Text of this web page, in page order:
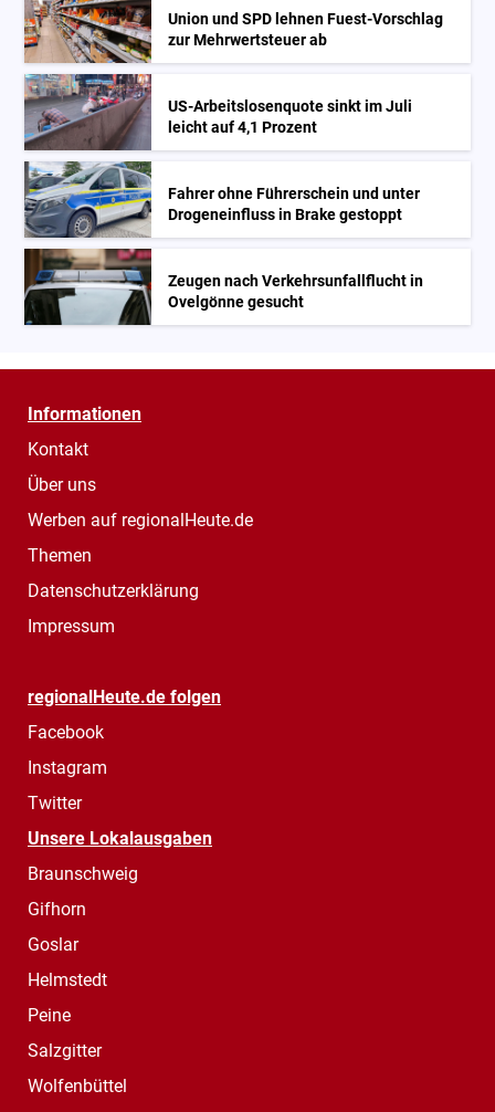
Union und SPD lehnen Fuest-Vorschlag
zur Mehrwertsteuer ab
US-Arbeitslosenquote sinkt im Juli
leicht auf 4,1 Prozent
Fahrer ohne Führerschein und unter
Drogeneinfluss in Brake gestoppt
Zeugen nach Verkehrsunfallflucht in
Ovelgönne gesucht
Informationen
Kontakt
Über uns
Werben auf regionalHeute.de
Themen
Datenschutzerklärung
Impressum
regionalHeute.de folgen
Facebook
Instagram
Twitter
Unsere Lokalausgaben
Braunschweig
Gifhorn
Goslar
Helmstedt
Peine
Salzgitter
Wolfenbüttel